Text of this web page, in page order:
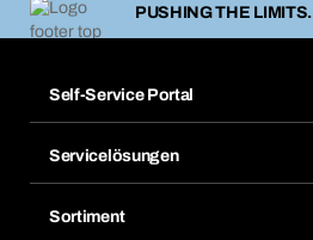
PUSHING THE LIMITS.
Self-Service Portal
Merklisten
Servicelösungen
Sortiment